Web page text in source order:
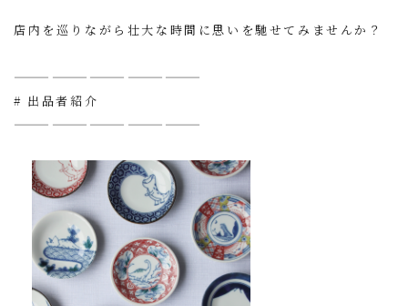
店内を巡りながら壮大な時間に思いを馳せてみませんか？
———————————————
# 出品者紹介
———————————————